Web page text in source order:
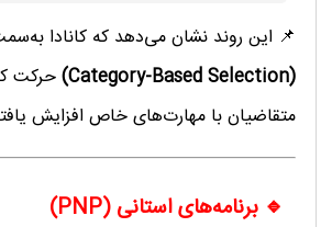
📌 این روند نشان می‌دهد که کانادا
(Category-Based Selection)
حرکت
متقاضیان با مهارت‌های خاص افزایش
🔹 برنامه‌های استانی (PNP)